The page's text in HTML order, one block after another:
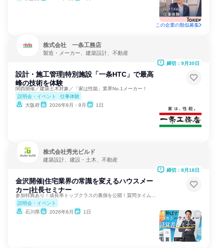
この企業の類似募集
株式会社 一条工務店
製造・メーカー、建築設計、不動産
設計・施工管理|特別施設「一条HTC」で最高
峰の技術を体験
関西開催／建築土木対象／「家は性能」業界No.1メーカー！
説明会・イベント
仕事体験
大阪府
2026年8月・9月 1日
締切：9月30日
株式会社秀光ビルド
建築設計、建設・土木、不動産
金沢開催|住宅業界の常識を変えるハウスメー
カー|社長セミナー
説明会・イベント
石川県
2026年8月 1日
締切：8月18日